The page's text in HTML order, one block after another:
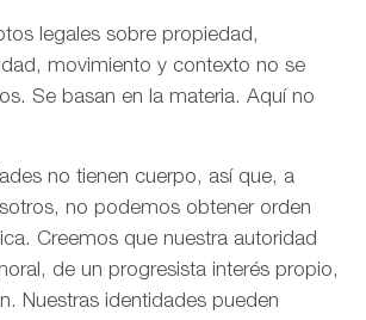
legales sobre propiedad,
movimiento y contexto no se
Se basan en la materia. Aquí no
no tienen cuerpo, así que, a
no podemos obtener orden
Creemos que nuestra autoridad
de un progresista interés propio,
Nuestras identidades pueden